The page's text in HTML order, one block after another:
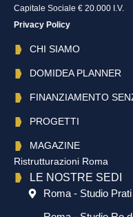
Capitale Sociale € 20.000 I.V.
Privacy Policy
CHI SIAMO
DOMIDEA PLANNER
FINANZIAMENTO
PROGETTI
MAGAZINE
Ristrutturazioni Roma
LE NOSTRE SEDI
Roma - Studio Prati